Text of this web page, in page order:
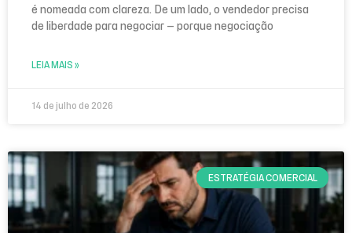
é nomeada com clareza. De um lado, o vendedor precisa
de liberdade para negociar — porque negociação
LEIA MAIS »
14 de julho de 2026
ESTRATÉGIA COMERCIAL